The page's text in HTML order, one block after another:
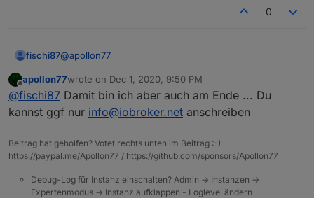
0
fischi87@apollon77
mehr kommt aber nicht und alexa sagt das sie keine
geräte findet was ja das problem ist?!
Offline
apollon77wrote on Dec 1, 2020, 9:50 PM
last edited by
@fischi87 Damit bin ich aber auch am Ende ... Du
kannst ggf nur info@iobroker.net anschreiben
Beitrag hat geholfen? Votet rechts unten im Beitrag :-)
https://paypal.me/Apollon77 / https://github.com/sponsors/Apollon77
Debug-Log für Instanz einschalten? Admin -> Instanzen ->
Expertenmodus -> Instanz aufklappen - Loglevel ändern